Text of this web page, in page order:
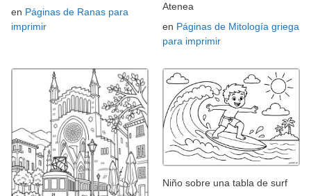
en Páginas de Ranas para
imprimir
Atenea
en Páginas de Mitología griega
para imprimir
Niño sobre una tabla de surf